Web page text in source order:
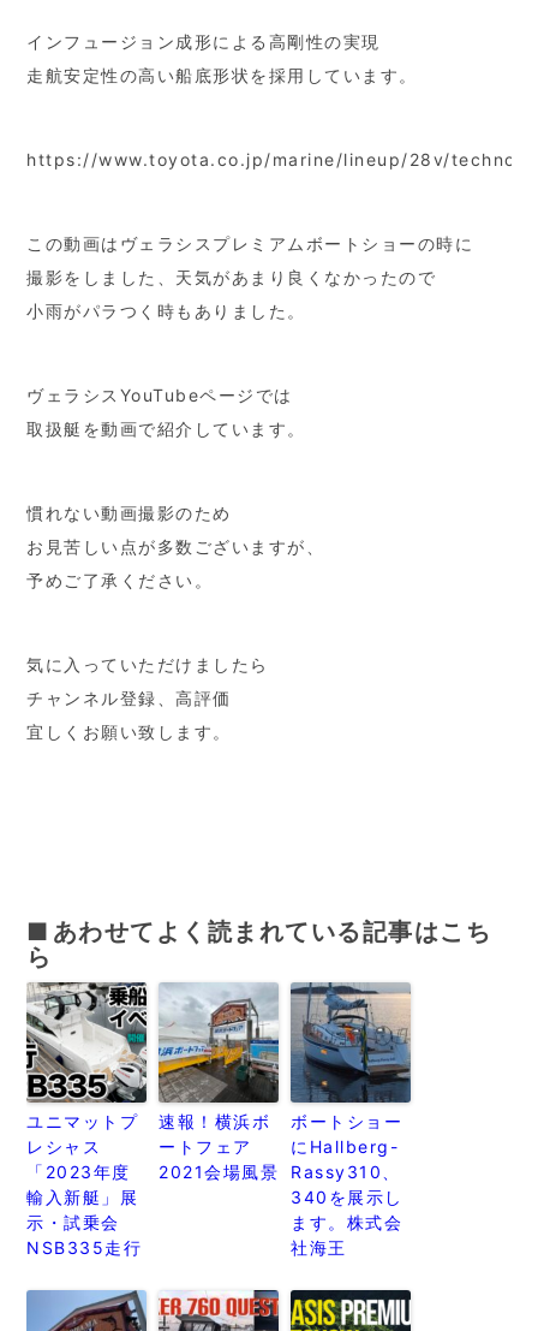
インフュージョン成形による高剛性の実現
走航安定性の高い船底形状を採用しています。
https://www.toyota.co.jp/marine/lineup/28v/
この動画はヴェラシスプレミアムボートショーの時に
撮影をしました、天気があまり良くなかったので
小雨がパラつく時もありました。
ヴェラシスYouTubeページでは
取扱艇を動画で紹介しています。
慣れない動画撮影のため
お見苦しい点が多数ございますが、
予めご了承ください。
気に入っていただけましたら
チャンネル登録、高評価
宜しくお願い致します。
あわせてよく読まれている記事はこち
ら
ユニマットプ
レシャス
「2023年度
輸入新艇」展
示・試乗会
NSB335走行
速報！横浜ボ
ートフェア
2021会場風景
ボートショー
にHallberg-
Rassy310、
340を展示し
ます。株式会
社海王